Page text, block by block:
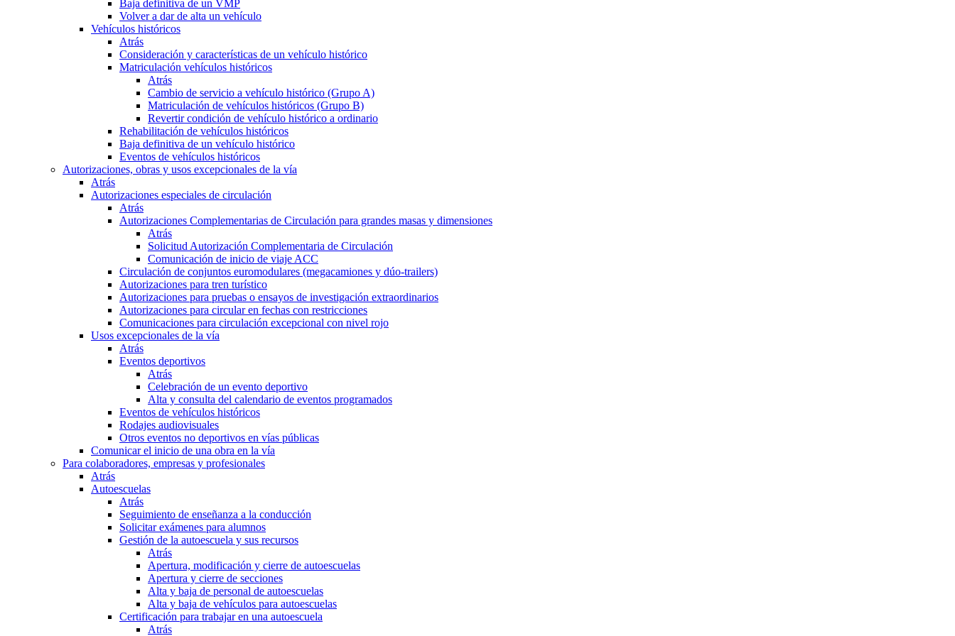
Baja definitiva de un VMP
Volver a dar de alta un vehículo
Vehículos históricos
Atrás
Consideración y características de un vehículo histórico
Matriculación vehículos históricos
Atrás
Cambio de servicio a vehículo histórico (Grupo A)
Matriculación de vehículos históricos (Grupo B)
Revertir condición de vehículo histórico a ordinario
Rehabilitación de vehículos históricos
Baja definitiva de un vehículo histórico
Eventos de vehículos históricos
Autorizaciones, obras y usos excepcionales de la vía
Atrás
Autorizaciones especiales de circulación
Atrás
Autorizaciones Complementarias de Circulación para grandes masas y dimensiones
Atrás
Solicitud Autorización Complementaria de Circulación
Comunicación de inicio de viaje ACC
Circulación de conjuntos euromodulares (megacamiones y dúo-trailers)
Autorizaciones para tren turístico
Autorizaciones para pruebas o ensayos de investigación extraordinarios
Autorizaciones para circular en fechas con restricciones
Comunicaciones para circulación excepcional con nivel rojo
Usos excepcionales de la vía
Atrás
Eventos deportivos
Atrás
Celebración de un evento deportivo
Alta y consulta del calendario de eventos programados
Eventos de vehículos históricos
Rodajes audiovisuales
Otros eventos no deportivos en vías públicas
Comunicar el inicio de una obra en la vía
Para colaboradores, empresas y profesionales
Atrás
Autoescuelas
Atrás
Seguimiento de enseñanza a la conducción
Solicitar exámenes para alumnos
Gestión de la autoescuela y sus recursos
Atrás
Apertura, modificación y cierre de autoescuelas
Apertura y cierre de secciones
Alta y baja de personal de autoescuelas
Alta y baja de vehículos para autoescuelas
Certificación para trabajar en una autoescuela
Atrás